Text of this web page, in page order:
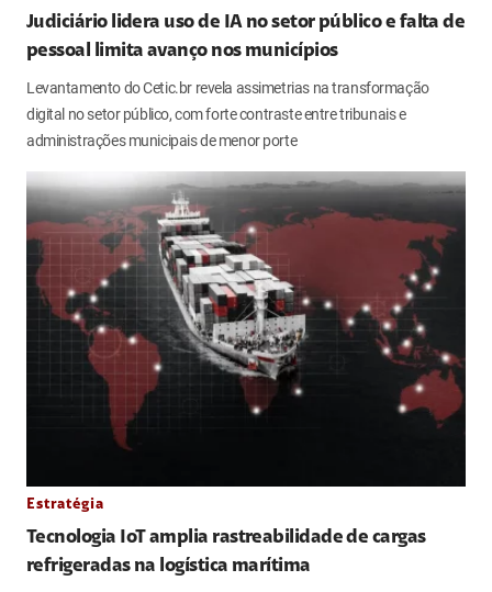
Judiciário lidera uso de IA no setor público e falta de
pessoal limita avanço nos municípios
Levantamento do Cetic.br revela assimetrias na transformação
digital no setor público, com forte contraste entre tribunais e
administrações municipais de menor porte
Estratégia
Tecnologia IoT amplia rastreabilidade de cargas
refrigeradas na logística marítima